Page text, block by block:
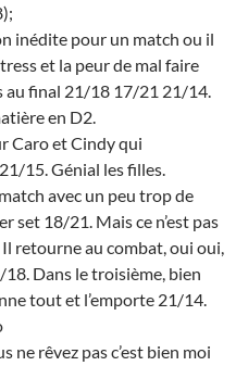
inédite pour un match ou il
et la peur de mal faire
au final 21/18 17/21 21/14.
en D2.
Caro et Cindy qui
15. Génial les filles.
avec un peu trop de
set 18/21. Mais ce n’est pas
retourne au combat, oui oui,
Dans le troisième, bien
tout et l’emporte 21/14.
ne rêvez pas c’est bien moi